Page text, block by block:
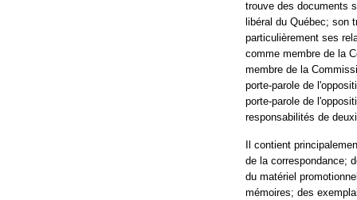
trouve des documents
libéral du Québec; son
particulièrement ses
comme membre de la
membre de la
porte-parole de
porte-parole de
responsabilités de
Il contient
de la correspondance;
du matériel
mémoires; des